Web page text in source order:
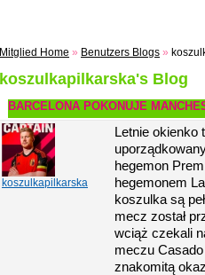
Mitglied Home » Benutzers Blogs »
koszulkapilkarska's Blog
BARCELONA POKONUJE
koszulkapilkarska
Letnie okienko
hegemon
hegemonem
koszulka są
mecz został
wciąż czekali
meczu Casado
znakomitą